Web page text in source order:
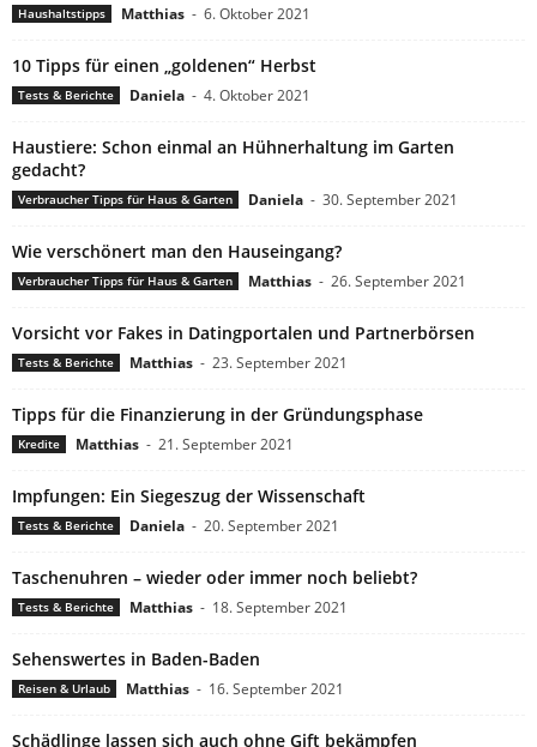
Haushaltstipps Matthias - 6. Oktober 2021
10 Tipps für einen „goldenen“ Herbst
Tests & Berichte Daniela - 4. Oktober 2021
Haustiere: Schon einmal an Hühnerhaltung im Garten
gedacht?
Verbraucher Tipps für Haus & Garten Daniela - 30. September 2021
Wie verschönert man den Hauseingang?
Verbraucher Tipps für Haus & Garten Matthias - 26. September 2021
Vorsicht vor Fakes in Datingportalen und Partnerbörsen
Tests & Berichte Matthias - 23. September 2021
Tipps für die Finanzierung in der Gründungsphase
Kredite Matthias - 21. September 2021
Impfungen: Ein Siegeszug der Wissenschaft
Tests & Berichte Daniela - 20. September 2021
Taschenuhren – wieder oder immer noch beliebt?
Tests & Berichte Matthias - 18. September 2021
Sehenswertes in Baden-Baden
Reisen & Urlaub Matthias - 16. September 2021
Schädlinge lassen sich auch ohne Gift bekämpfen